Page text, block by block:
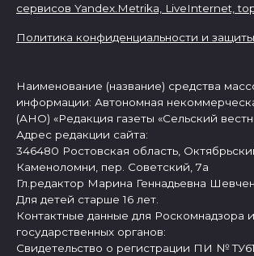
сервисов Yandex.Metrika, LiveInternet,
Политика конфиденциальности и
Наименование (название) средства
информации: Автономная
(АНО) «Редакция газеты «Сельский
Адрес редакции сайта:
346480 Ростовская область,
Каменоломни, пер. Советский, 7а
Гл.редактор Марина Геннадьевна
Для детей старше 16 лет.
Контактные данные для Роскомнадзора и
государственных органов:
Свидетельство о регистрации ПИ №